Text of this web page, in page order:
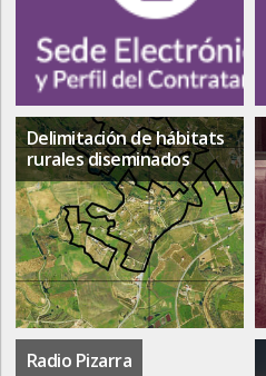
Delimitación de hábitats
rurales diseminados
Radio Pizarra